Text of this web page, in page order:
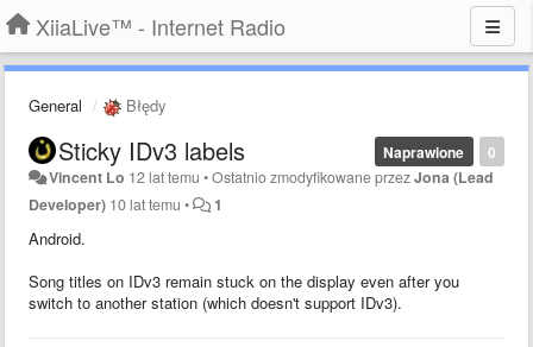
XiiaLive™ - Internet Radio
General Błędy
0
Naprawione
Sticky IDv3 labels
Vincent Lo 12 lat temu •Ostatnio zmodyfikowane przezJona (Lead
Developer) 10 lat temu • 1
Android.
Song titles on IDv3 remain stuck on the display even after you
switch to another station (which doesn't support IDv3).